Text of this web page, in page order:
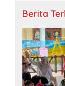
Berita